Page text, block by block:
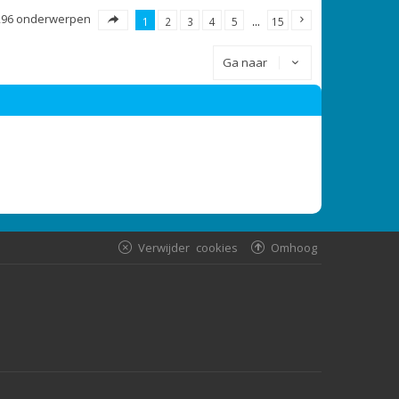
onderwerpen 1 2 3 4 5 … 15
Ga naar
Omhoog
Verwijder cookies